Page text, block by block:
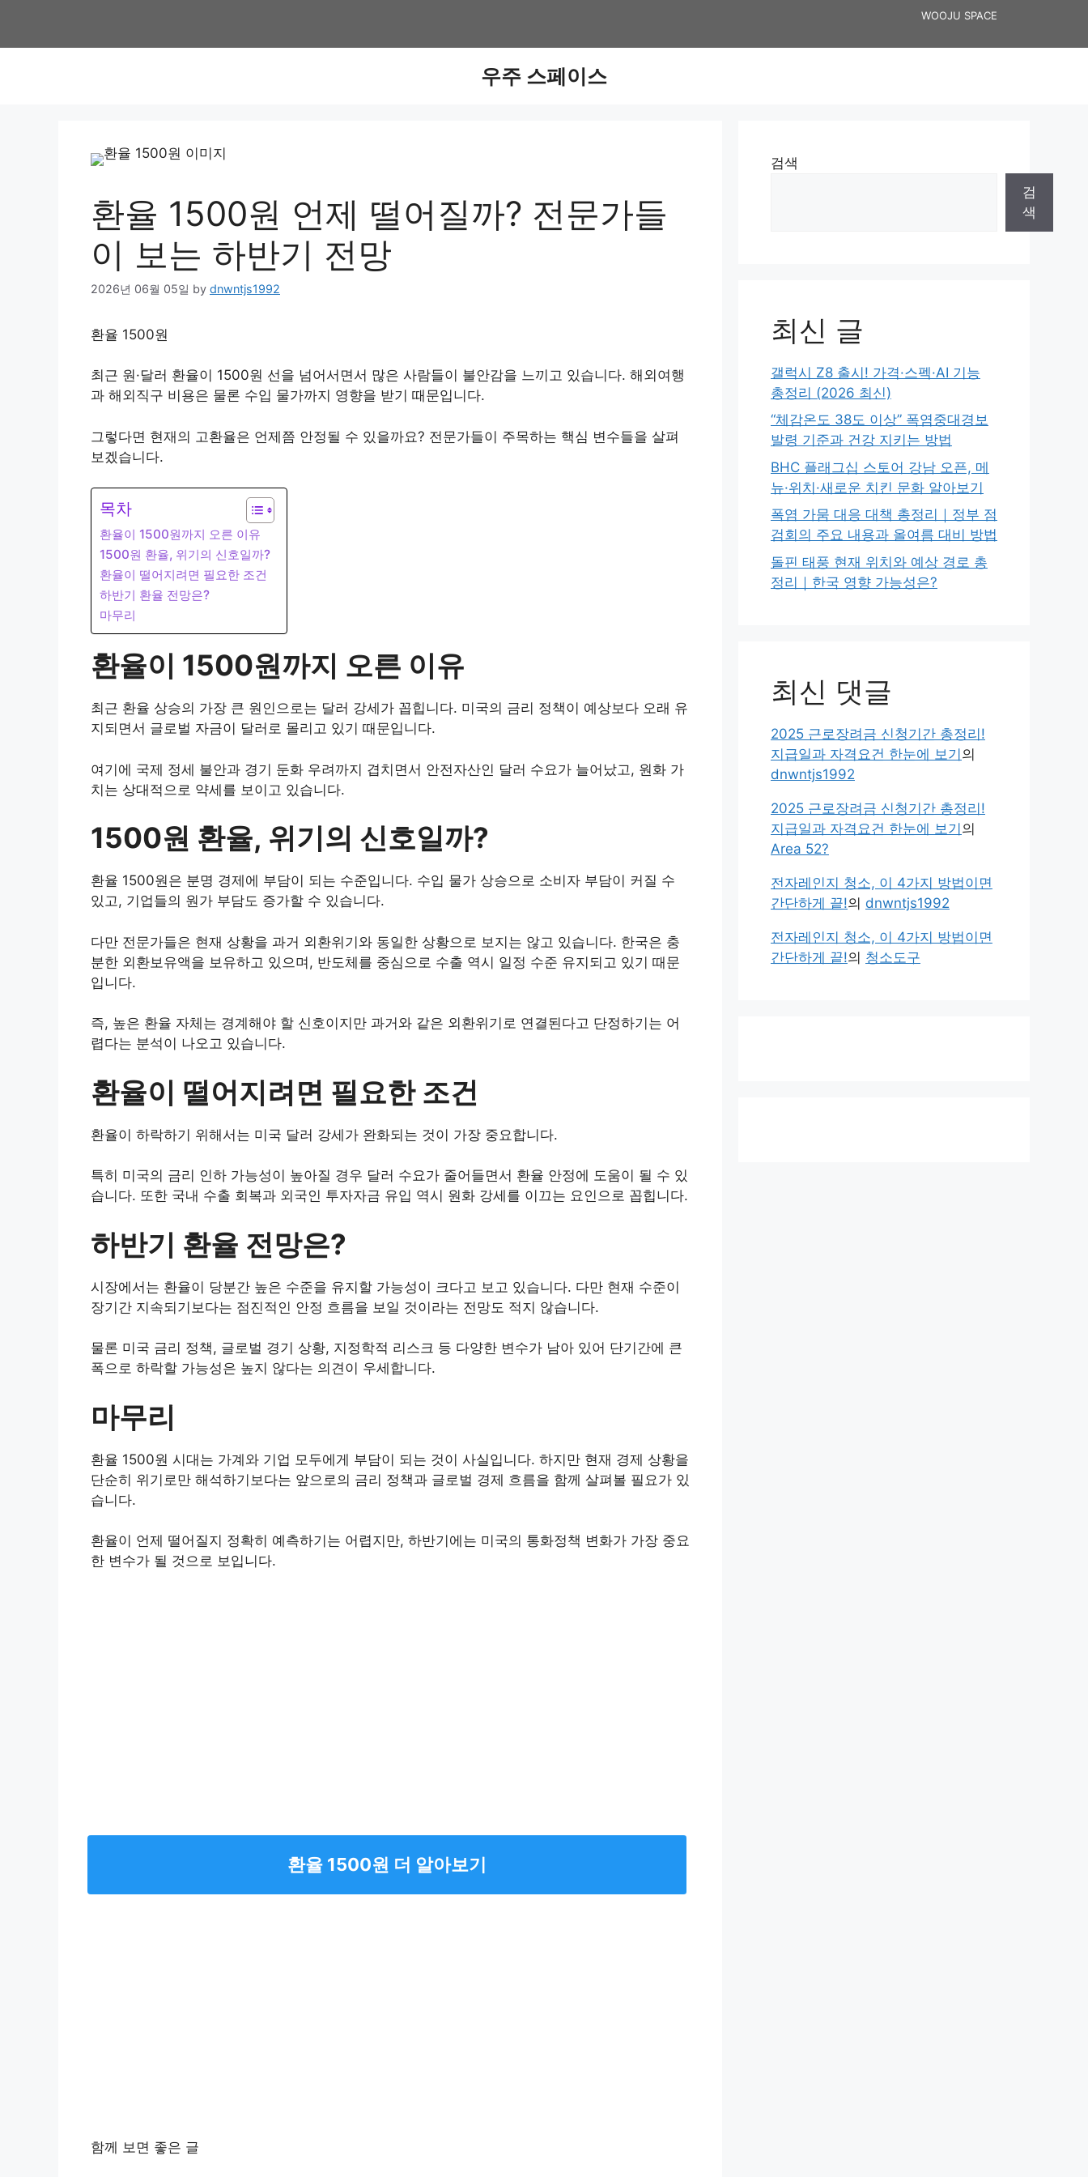
content
WOOJU SPACE
우주 스페이스
환율 1500원 언제 떨어질까? 전문가들
이 보는 하반기 전망
2026년 06월 05일 by dnwntjs1992
환율 1500원
최근 원·달러 환율이 1500원 선을 넘어서면서 많은 사람들이 불안감을 느끼고 있습니다. 해외여행
과 해외직구 비용은 물론 수입 물가까지 영향을 받기 때문입니다.
그렇다면 현재의 고환율은 언제쯤 안정될 수 있을까요? 전문가들이 주목하는 핵심 변수들을 살펴
보겠습니다.
목차
환율이 1500원까지 오른 이유
1500원 환율, 위기의 신호일까?
환율이 떨어지려면 필요한 조건
하반기 환율 전망은?
마무리
환율이 1500원까지 오른 이유
최근 환율 상승의 가장 큰 원인으로는 달러 강세가 꼽힙니다. 미국의 금리 정책이 예상보다 오래 유
지되면서 글로벌 자금이 달러로 몰리고 있기 때문입니다.
여기에 국제 정세 불안과 경기 둔화 우려까지 겹치면서 안전자산인 달러 수요가 늘어났고, 원화 가
치는 상대적으로 약세를 보이고 있습니다.
1500원 환율, 위기의 신호일까?
환율 1500원은 분명 경제에 부담이 되는 수준입니다. 수입 물가 상승으로 소비자 부담이 커질 수
있고, 기업들의 원가 부담도 증가할 수 있습니다.
다만 전문가들은 현재 상황을 과거 외환위기와 동일한 상황으로 보지는 않고 있습니다. 한국은 충
분한 외환보유액을 보유하고 있으며, 반도체를 중심으로 수출 역시 일정 수준 유지되고 있기 때문
입니다.
즉, 높은 환율 자체는 경계해야 할 신호이지만 과거와 같은 외환위기로 연결된다고 단정하기는 어
렵다는 분석이 나오고 있습니다.
환율이 떨어지려면 필요한 조건
환율이 하락하기 위해서는 미국 달러 강세가 완화되는 것이 가장 중요합니다.
특히 미국의 금리 인하 가능성이 높아질 경우 달러 수요가 줄어들면서 환율 안정에 도움이 될 수 있
습니다. 또한 국내 수출 회복과 외국인 투자자금 유입 역시 원화 강세를 이끄는 요인으로 꼽힙니다.
하반기 환율 전망은?
시장에서는 환율이 당분간 높은 수준을 유지할 가능성이 크다고 보고 있습니다. 다만 현재 수준이
장기간 지속되기보다는 점진적인 안정 흐름을 보일 것이라는 전망도 적지 않습니다.
물론 미국 금리 정책, 글로벌 경기 상황, 지정학적 리스크 등 다양한 변수가 남아 있어 단기간에 큰
폭으로 하락할 가능성은 높지 않다는 의견이 우세합니다.
마무리
환율 1500원 시대는 가계와 기업 모두에게 부담이 되는 것이 사실입니다. 하지만 현재 경제 상황을
단순히 위기로만 해석하기보다는 앞으로의 금리 정책과 글로벌 경제 흐름을 함께 살펴볼 필요가 있
습니다.
환율이 언제 떨어질지 정확히 예측하기는 어렵지만, 하반기에는 미국의 통화정책 변화가 가장 중요
한 변수가 될 것으로 보입니다.
환율 1500원 더 알아보기
함께 보면 좋은 글
검색
검
색
최신 글
갤럭시 Z8 출시! 가격·스펙·AI 기능
총정리 (2026 최신)
“체감온도 38도 이상” 폭염중대경보
발령 기준과 건강 지키는 방법
BHC 플래그십 스토어 강남 오픈, 메
뉴·위치·새로운 치킨 문화 알아보기
폭염 가뭄 대응 대책 총정리｜정부 점
검회의 주요 내용과 올여름 대비 방법
돌핀 태풍 현재 위치와 예상 경로 총
정리｜한국 영향 가능성은?
최신 댓글
2025 근로장려금 신청기간 총정리!
지급일과 자격요건 한눈에 보기의
dnwntjs1992
2025 근로장려금 신청기간 총정리!
지급일과 자격요건 한눈에 보기의
Area 52?
전자레인지 청소, 이 4가지 방법이면
간단하게 끝!의 dnwntjs1992
전자레인지 청소, 이 4가지 방법이면
간단하게 끝!의 청소도구